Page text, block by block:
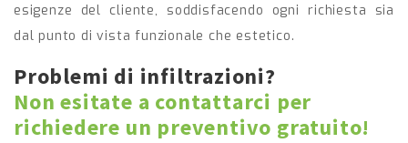
esigenze del cliente, soddisfacendo ogni richiesta sia
dal punto di vista funzionale che estetico.
Problemi di infiltrazioni?
Non esitate a contattarci per
richiedere un preventivo gratuito!